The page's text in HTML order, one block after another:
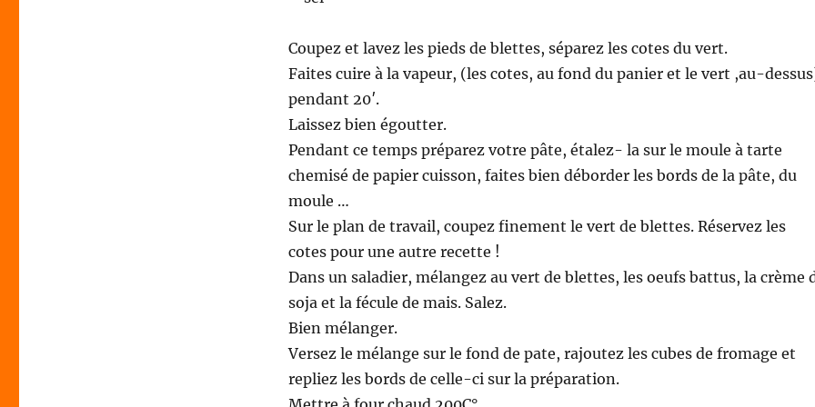
Coupez et lavez les pieds de blettes, séparez les cotes du vert.
Faites cuire à la vapeur, (les cotes, au fond du panier et le vert ,au-
pendant 20′.
Laissez bien égoutter.
Pendant ce temps préparez votre pâte, étalez- la sur le moule à tarte
chemisé de papier cuisson, faites bien déborder les bords de la pâte, du
moule …
Sur le plan de travail, coupez finement le vert de blettes. Réservez les
cotes pour une autre recette !
Dans un saladier, mélangez au vert de blettes, les oeufs battus, la crème
soja et la fécule de mais. Salez.
Bien mélanger.
Versez le mélange sur le fond de pate, rajoutez les cubes de fromage et
repliez les bords de celle-ci sur la préparation.